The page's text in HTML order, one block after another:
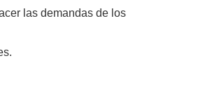
las demandas de los